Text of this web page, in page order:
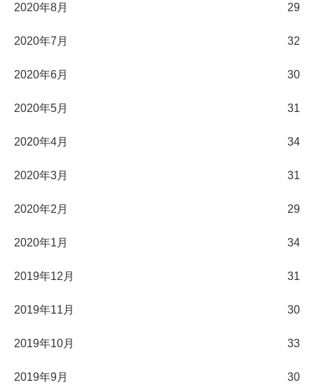
2020年8月 29
2020年7月 32
2020年6月 30
2020年5月 31
2020年4月 34
2020年3月 31
2020年2月 29
2020年1月 34
2019年12月 31
2019年11月 30
2019年10月 33
2019年9月 30